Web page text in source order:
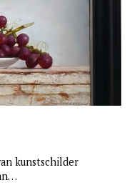
kunstschilder